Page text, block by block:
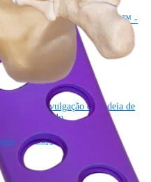
Calendário dos cursos
ArthroLab™ -
OrthoPedia
Divulgação da cadeia de
Segurança do
SBA Support